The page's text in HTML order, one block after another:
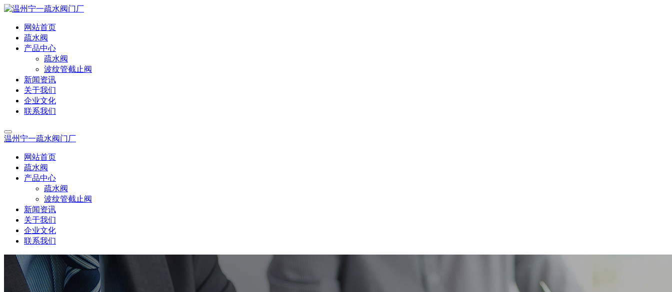
网站首页
疏水阀
产品中心
疏水阀
波纹管截止阀
新闻资讯
关于我们
企业文化
联系我们
温州宁一疏水阀门厂
网站首页
疏水阀
产品中心
疏水阀
波纹管截止阀
新闻资讯
关于我们
企业文化
联系我们